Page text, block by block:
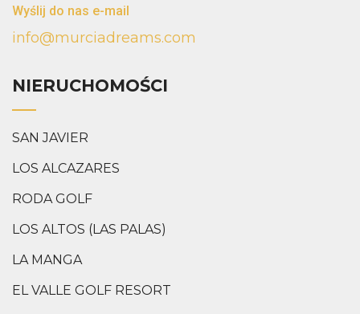
Wyślij do nas e-mail
info@murciadreams.com
NIERUCHOMOŚCI
SAN JAVIER
LOS ALCAZARES
RODA GOLF
LOS ALTOS (LAS PALAS)
LA MANGA
EL VALLE GOLF RESORT